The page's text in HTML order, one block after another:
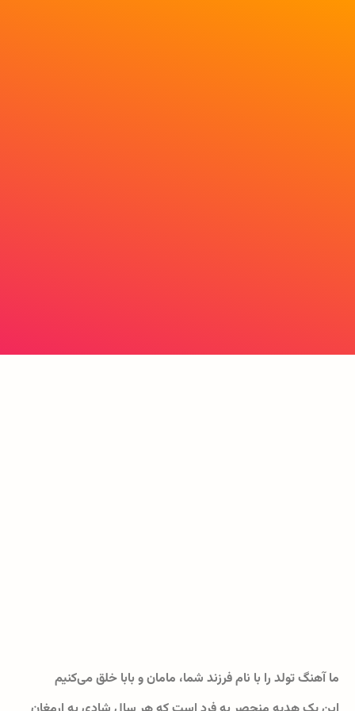
ما آهنگ تولد را با نام فرزند شما، مامان و بابا خلق می‌کنیم